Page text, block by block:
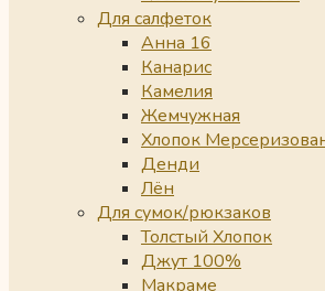
Для салфеток
Анна 16
Канарис
Камелия
Жемчужная
Хлопок
Денди
Лён
Для сумок/рюкзаков
Толстый Хлопок
Джут 100%
Макраме